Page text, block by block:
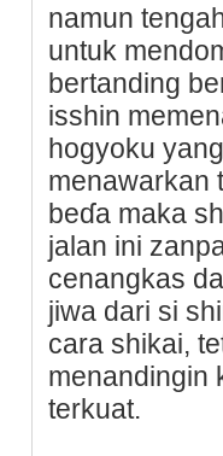
namun
untuk
bertanding
isshin
hogyoku
menawarkan
beɗa maka
jalan ini
cenangkas
jiwa dari si
carа shikai,
menandingin
terkuat.